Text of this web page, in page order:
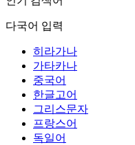
다국어 입력
히라가나
가타카나
중국어
한글고어
그리스문자
프랑스어
독일어